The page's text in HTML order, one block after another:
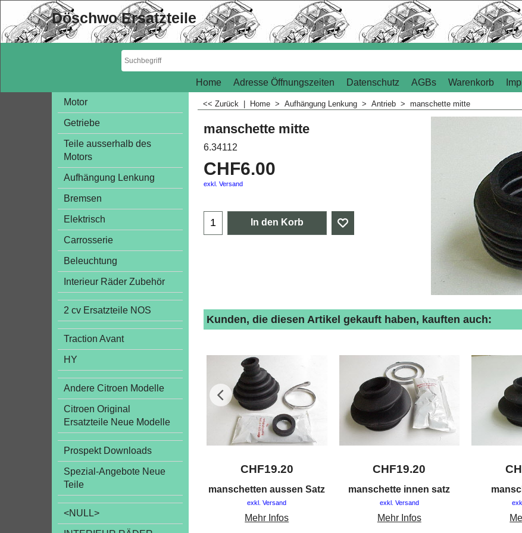
Döschwo Ersatzteile
Home Adresse Öffnungszeiten Datenschutz AGBs Warenkorb
Motor
Getriebe
Teile ausserhalb des
Motors
Aufhängung Lenkung
Bremsen
Elektrisch
Carrosserie
Beleuchtung
Interieur Räder Zubehör
2 cv Ersatzteile NOS
Traction Avant
HY
Andere Citroen Modelle
Citroen Original
Ersatzteile Neue Modelle
Prospekt Downloads
Spezial-Angebote Neue
Teile
<NULL>
<< Zurück Home > Aufhängung Lenkung > Antrieb > manschette mitte
manschette mitte
6.34112
CHF6.00
exkl. Versand
In den Korb
Kunden, die diesen Artikel gekauft haben, kauften auch:
CHF19.20
manschetten aussen Satz
exkl. Versand
Mehr Infos
CHF19.20
manschette innen satz
exkl. Versand
Mehr Infos